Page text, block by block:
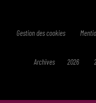
Gestion des cookies
Archives 2026